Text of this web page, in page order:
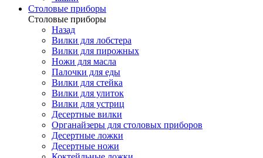
Cтоловые приборы
Cтоловые приборы
Назад
Вилки для лобстера
Вилки для пирожных
Ножи для масла
Палочки для еды
Вилки для стейка
Вилки для улиток
Вилки для устриц
Десертные вилки
Органайзеры для столовых приборов
Десертные ложки
Десертные ножи